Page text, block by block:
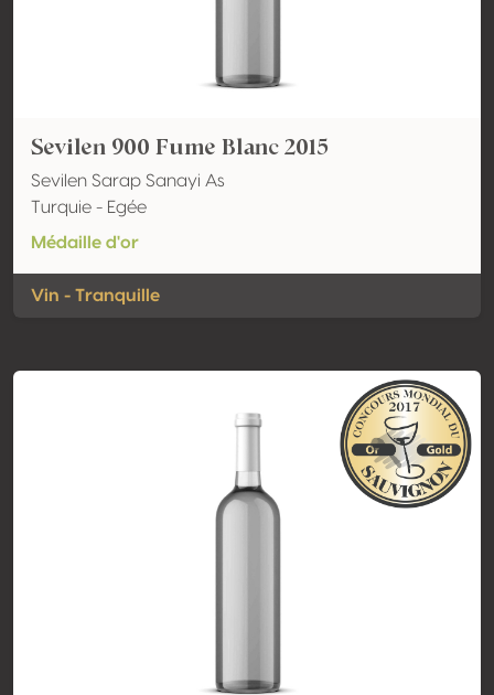
Sevilen 900 Fume Blanc 2015
Sevilen Sarap Sanayi As
Turquie - Egée
Médaille d'or
Vin - Tranquille